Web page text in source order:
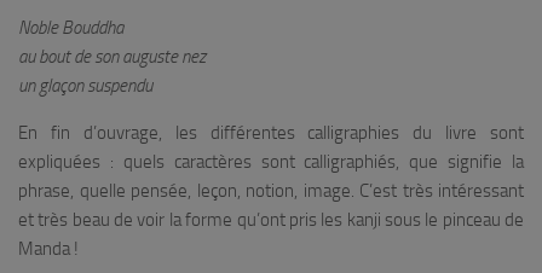
Noble Bouddha
au bout de son auguste nez
un glaçon suspendu
En fin d’ouvrage, les différentes calligraphies du livre sont
expliquées : quels caractères sont calligraphiés, que signifie la
phrase, quelle pensée, leçon, notion, image. C’est très intéressant
et très beau de voir la forme qu’ont pris les kanji sous le pinceau de
Manda !